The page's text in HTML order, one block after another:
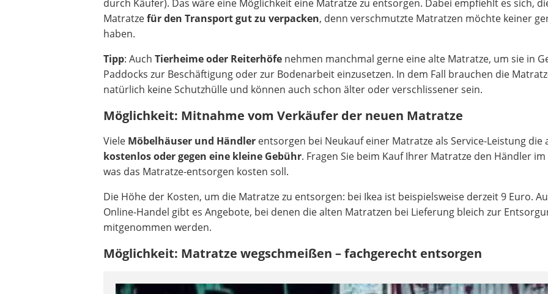
durch Käufer). Das wäre eine Möglichkeit eine Matratze zu entsorgen. Dabei empfiehlt es sich,
Matratzefür den Transport gut zu verpacken, denn verschmutzte Matratzen möchte keiner
haben.
Tipp: AuchTierheime oder Reiterhöfe nehmen manchmal gerne eine alte Matratze, um sie in
Paddocks zur Beschäftigung oder zur Bodenarbeit einzusetzen. In dem Fall brauchen die
natürlich keine Schutzhülle und können auch schon älter oder verschlissener sein.
Möglichkeit: Mitnahme vom Verkäufer der neuen Matratze
Viele Möbelhäuser und Händler entsorgen bei Neukauf einer Matratze als Service-Leistung die
kostenlos oder gegen eine kleine Gebühr. Fragen Sie beim Kauf Ihrer Matratze den Händler
was das Matratze-entsorgen kosten soll.
Die Höhe der Kosten, um die Matratze zu entsorgen: bei Ikea ist beispielsweise derzeit 9 Euro.
Online-Handel gibt es Angebote, bei denen die alten Matratzen bei Lieferung bleich zur
mitgenommen werden.
Möglichkeit: Matratze wegschmeißen – fachgerecht entsorgen